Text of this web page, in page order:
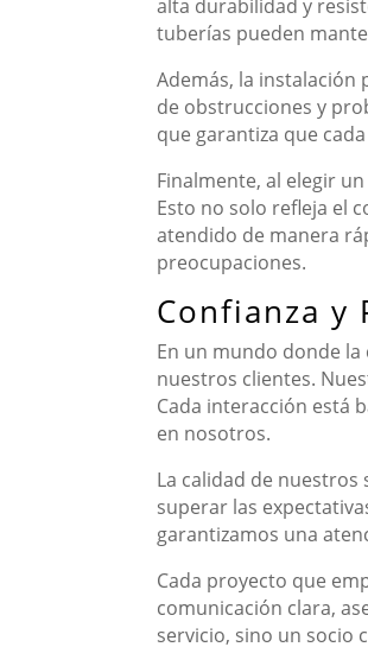
alta durabilidad y
tuberías pueden
Además, la instalación
de obstrucciones y
que garantiza que
Finalmente, al elegir
Esto no solo refleja el
atendido de manera
preocupaciones.
Confianza y
En un mundo donde
nuestros clientes.
Cada interacción está
en nosotros.
La calidad de
superar las
garantizamos una
Cada proyecto que
comunicación clara,
servicio, sino un socio